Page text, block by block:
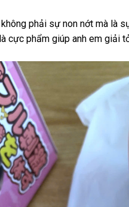
phải sự non nớt mà là
cực phẩm giúp anh em giải